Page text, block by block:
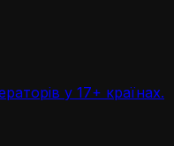
у 17+ країнах.